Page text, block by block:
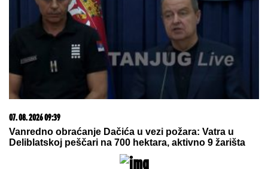
"MOJA LJUBAV JEDINA NA SVETU"
Dragan Stanković i dalje čuva
uspomene sa Jovanom Jeremić,
zbog jednog detalja svi komentarišu
da je nije preboleo